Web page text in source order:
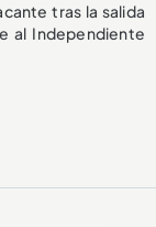
tras la salida
al Independiente